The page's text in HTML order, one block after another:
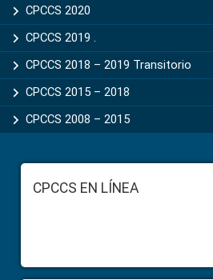
CPCCS 2020
CPCCS 2019 .
CPCCS 2018 – 2019 Transitorio
CPCCS 2015 – 2018
CPCCS 2008 – 2015
FooterCPCCS EN LÍNEA